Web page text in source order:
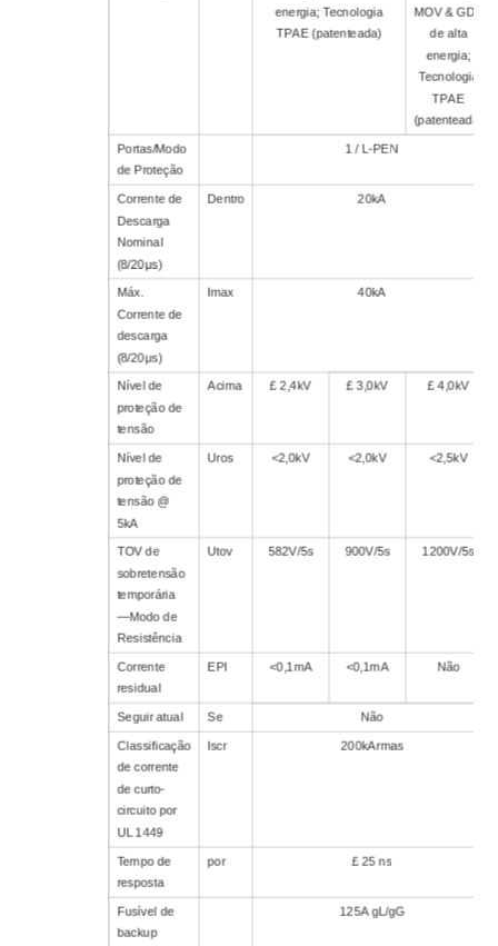
energia; Tecnologia
TPAE (patenteada)
MOV & GDT
de alta
energia;
Tecnologia
TPAE
(patenteada)
Portas/Modo
de Proteção
1 / L-PEN
Corrente de
Descarga
Nominal
(8/20μs)
Dentro 20kA
Máx.
Corrente de
descarga
(8/20μs)
Imax 40kA
Nível de
proteção de
tensão
Acima £ 2,4kV £ 3,0kV £ 4,0kV
Nível de
proteção de
tensão @
5kA
Uros <2,0kV <2,0kV <2,5kV
TOV de
sobretensão
temporária
—Modo de
Resistência
Utov 582V/5s 900V/5s 1200V/5s
Corrente
residual
EPI <0,1mA <0,1mA Não
Seguir atual Se Não
Classificação
de corrente
de curto-
circuito por
UL 1449
Iscr 200kArmas
Tempo de
resposta
por £ 25 ns
Fusível de
backup
125A gL/gG